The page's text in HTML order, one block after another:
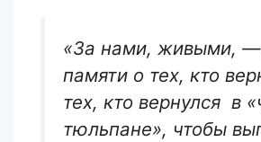
«За нами, живыми, —
памяти о тех, кто
тех, кто вернулся в
тюльпане», чтобы